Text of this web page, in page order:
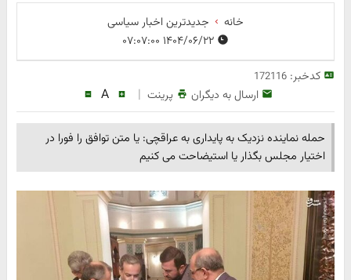
خانه
جدیدترین اخبار سیاسی
کدخبر:172116
ارسال به دیگران پرینت |
A
حمله نماینده نزدیک به پایداری به عراقچی: یا متن توافق را فورا در
اختیار مجلس بگذار یا استیضاحت می کنیم